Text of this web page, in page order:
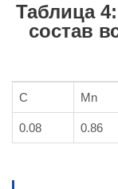
Таблица
состав
C Mn
0.08 0.86